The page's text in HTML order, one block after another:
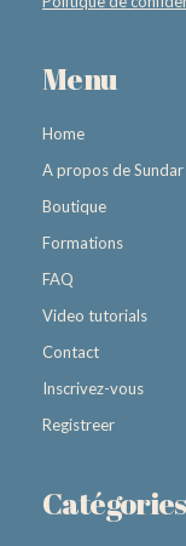
Menu
Home
A propos de Sundar
Boutique
Formations
FAQ
Video tutorials
Contact
Inscrivez-vous
Registreer